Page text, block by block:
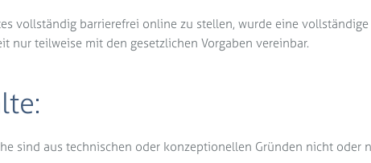
vollständig barrierefrei online zu stellen, wurde eine
nur teilweise mit den gesetzlichen Vorgaben vereinbar.
sind aus technischen oder konzeptionellen Gründen nicht oder